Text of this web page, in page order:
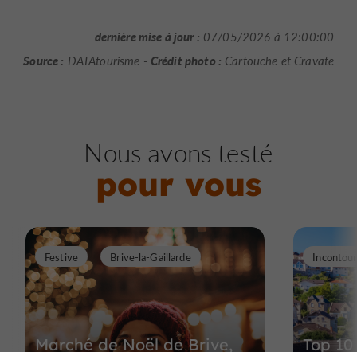
dernière mise à jour : 07/05/2026 à 12:00:00
Source : DATAtourisme - Crédit photo : Cartouche et Cravate
Nous avons testé
pour vous
Marché de Noël de Brive,
Festive Brive-la-Gaillarde
Top